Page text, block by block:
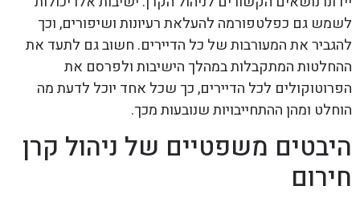
לשמש גם כפלטפורמה להעלאת רעיונות ושיפורים, וכך
להגביר את המעורבות של כל הדיירים. חשוב גם לתעד את
ההחלטות המתקבלות במהלך הישיבות ולפרסם את
הפרוטוקולים לכל הדיירים, כך שכל אחד יוכל לדעת מה
הוחלט ומהן ההתחייבויות שנובעות מכך.
היבטים משפטיים של ניהול קרן
חירום